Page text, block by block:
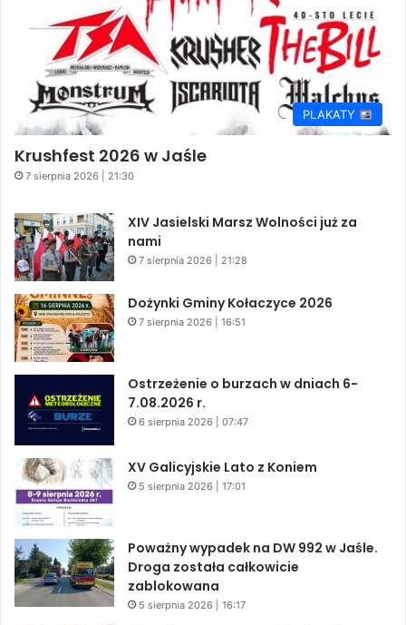
PLAKATY
Krushfest 2026 w Jaśle
7 sierpnia 2026 | 21:30
XIV Jasielski Marsz Wolności już za
nami
7 sierpnia 2026 | 21:28
Dożynki Gminy Kołaczyce 2026
7 sierpnia 2026 | 16:51
Ostrzeżenie o burzach w dniach 6-
7.08.2026 r.
6 sierpnia 2026 | 07:47
XV Galicyjskie Lato z Koniem
5 sierpnia 2026 | 17:01
Poważny wypadek na DW 992 w Jaśle.
Droga została całkowicie
zablokowana
5 sierpnia 2026 | 16:17